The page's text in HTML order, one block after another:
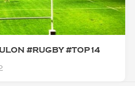
#RUGBY #TOP14